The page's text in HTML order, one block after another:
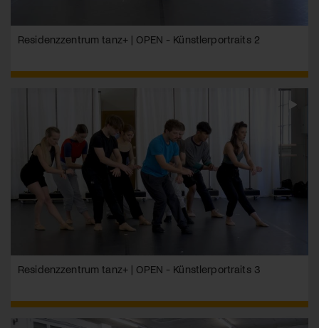
Residenzzentrum tanz+ | OPEN - Künstlerportraits 2
Residenzzentrum tanz+ | OPEN - Künstlerportraits 3